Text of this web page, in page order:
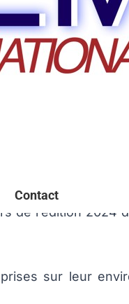
Contact
de l’édition 2024
sur leur